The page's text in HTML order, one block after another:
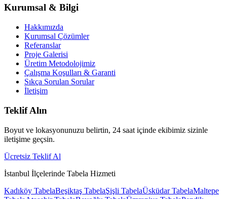
Kurumsal & Bilgi
Hakkımızda
Kurumsal Çözümler
Referanslar
Proje Galerisi
Üretim Metodolojimiz
Çalışma Koşulları & Garanti
Sıkça Sorulan Sorular
İletişim
Teklif Alın
Boyut ve lokasyonunuzu belirtin, 24 saat içinde ekibimiz sizinle
iletişime geçsin.
Ücretsiz Teklif Al
İstanbul İlçelerinde Tabela Hizmeti
Kadıköy TabelaBeşiktaş TabelaŞişli TabelaÜsküdarTabelaMaltepe